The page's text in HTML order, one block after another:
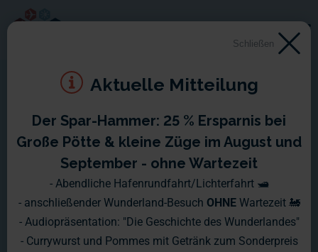
Montag, 19.07. - Sonntag,
25.07.2010
Mittlerweile sind die Fortschritte am Flughafen deutlich zu
erkennen.
Schließen
Aktuelle Mitteilung
Der Spar-Hammer: 25 % Ersparnis bei
Große Pötte & kleine Züge im August und
September - ohne Wartezeit
- Abendliche Hafenrundfahrt/Lichterfahrt 🛥️
- anschließender Wunderland-Besuch OHNE Wartezeit 🚂
- Audiopräsentation: "Die Geschichte des Wunderlandes"
- Currywurst und Pommes mit Getränk zum Sonderpreis